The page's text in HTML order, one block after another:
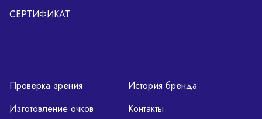
СЕРТИФИКАТ
Проверка зрения
Изготовление очков
История бренда
Контакты